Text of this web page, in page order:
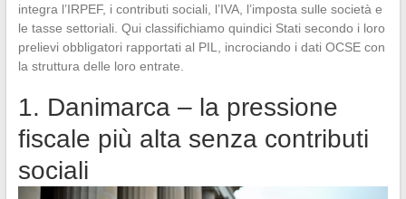
integra l’IRPEF, i contributi sociali, l’IVA, l’imposta sulle società e
le tasse settoriali. Qui classifichiamo quindici Stati secondo i loro
prelievi obbligatori rapportati al PIL, incrociando i dati OCSE con
la struttura delle loro entrate.
1. Danimarca – la pressione
fiscale più alta senza contributi
sociali